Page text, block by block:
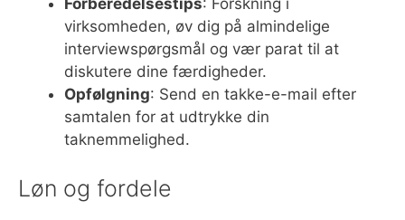
Forberedelsestips: Forskning i
virksomheden, øv dig på almindelige
interviewspørgsmål og vær parat til at
diskutere dine færdigheder.
Opfølgning: Send en takke-e-mail efter
samtalen for at udtrykke din
taknemmelighed.
Løn og fordele